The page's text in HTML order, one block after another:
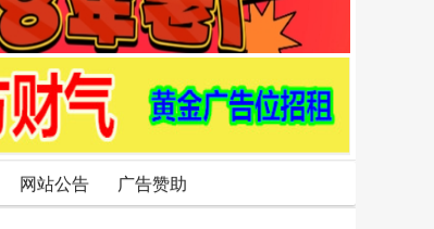
网站公告 广告赞助